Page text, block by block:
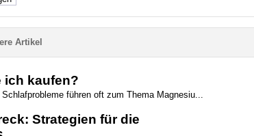
Artikel
ich kaufen?
führen oft zum Thema Magnesiu...
Strategien für die